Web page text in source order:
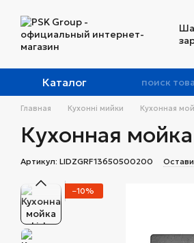
Каталог
Главная Кухонні мийки Кухонная
Кухонная
Артикул: LIDZGRF13650500200
−10%